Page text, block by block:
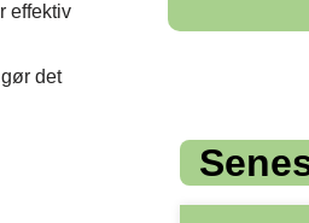
effektiv
det